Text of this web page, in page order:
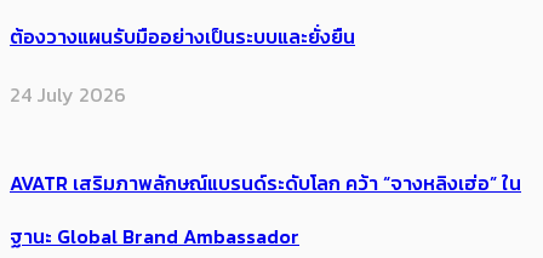
ต้องวางแผนรับมืออย่างเป็นระบบและยั่งยืน
24 July 2026
AVATR เสริมภาพลักษณ์แบรนด์ระดับโลก คว้า “จางหลิงเฮ่อ” ใน
ฐานะ Global Brand Ambassador